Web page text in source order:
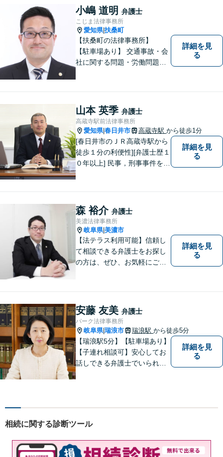
ることを心がけています。
小嶋 道明 弁護士
こじま法律事務所
愛知県|扶桑町
【扶桑町の法律事務所】
【駐車場あり】 交通事故・会
社に関する問題・労働問題・
詳細を見
る
山本 英季 弁護士
高蔵寺駅前法律事務所
愛知県|春日井市 高蔵寺駅 から徒歩1分
[春日井市のＪＲ高蔵寺駅から
徒歩１分の利便性][弁護士歴１
０年以上] 民事，刑事事件を問
善の解決となることを目指し
ます。 一お困り事がございま
したらお気軽にご相談下さ
い。
詳細を見
る
森 裕介 弁護士
美濃法律事務所
岐阜県|美濃市
【法テラス利用可能】信頼し
て相談できる弁護士をお探し
の方は、ぜひ、お気軽にご連
詳細を見
る
安藤 友美 弁護士
パーク法律事務所
岐阜県|瑞浪市 瑞浪駅 から徒歩5分
【瑞浪駅5分】【駐車場あり】
【子連れ相談可】安心してお
話しできる弁護士でいられる
ます。より良い解決ができる
おります。
詳細を見
る
相続に関する診断ツール